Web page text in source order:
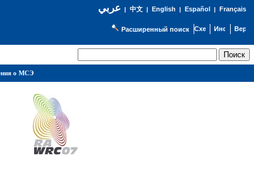
عربي| 中文| English | Español | Français
Расширенный поиск
о МСЭ